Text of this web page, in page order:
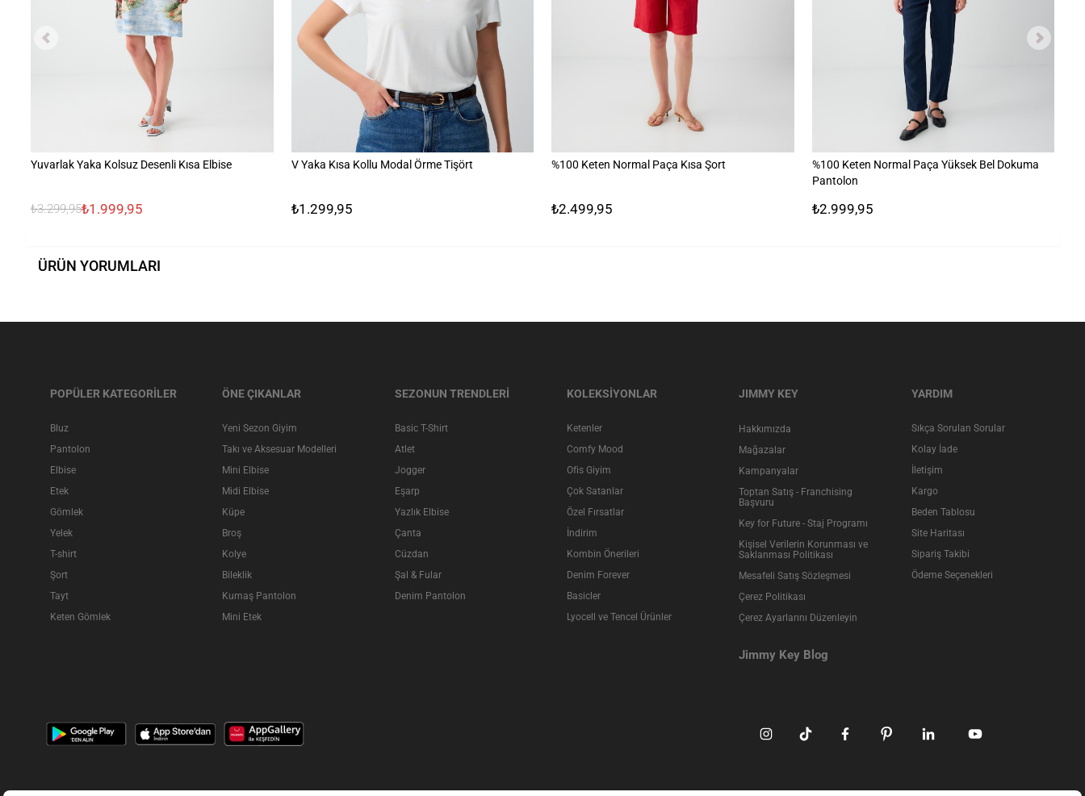
Yuvarlak Yaka Kolsuz Desenli Kısa Elbise
₺3.299,95₺1.999,95
V Yaka Kısa Kollu Modal Örme Tişört
₺1.299,95
%100 Keten Normal Paça Kısa Şort
₺2.499,95
%100 Keten Normal Paça Yüksek Bel Dokuma
Pantolon
₺2.999,95
ÜRÜN YORUMLARI
POPÜLER KATEGORİLER
Bluz
Pantolon
Elbise
Etek
Gömlek
Yelek
T-shirt
Şort
Tayt
Keten Gömlek
ÖNE ÇIKANLAR
Yeni Sezon Giyim
Takı ve Aksesuar Modelleri
Mini Elbise
Midi Elbise
Küpe
Broş
Kolye
Bileklik
Kumaş Pantolon
Mini Etek
SEZONUN TRENDLERİ
Basic T-Shirt
Atlet
Jogger
Eşarp
Yazlık Elbise
Çanta
Cüzdan
Şal & Fular
Denim Pantolon
KOLEKSİYONLAR
Ketenler
Comfy Mood
Ofis Giyim
Çok Satanlar
Özel Fırsatlar
İndirim
Kombin Önerileri
Denim Forever
Basicler
Lyocell ve Tencel Ürünler
JIMMY KEY
Hakkımızda
Mağazalar
Kampanyalar
Toptan Satış - Franchising
Başvuru
Key for Future - Staj Programı
Kişisel Verilerin Korunması ve
Saklanması Politikası
Mesafeli Satış Sözleşmesi
Çerez Politikası
Çerez Ayarlarını Düzenleyin
Jimmy Key Blog
YARDIM
Sıkça Sorulan Sorular
Kolay İade
İletişim
Kargo
Beden Tablosu
Site Haritası
Sipariş Takibi
Ödeme Seçenekleri